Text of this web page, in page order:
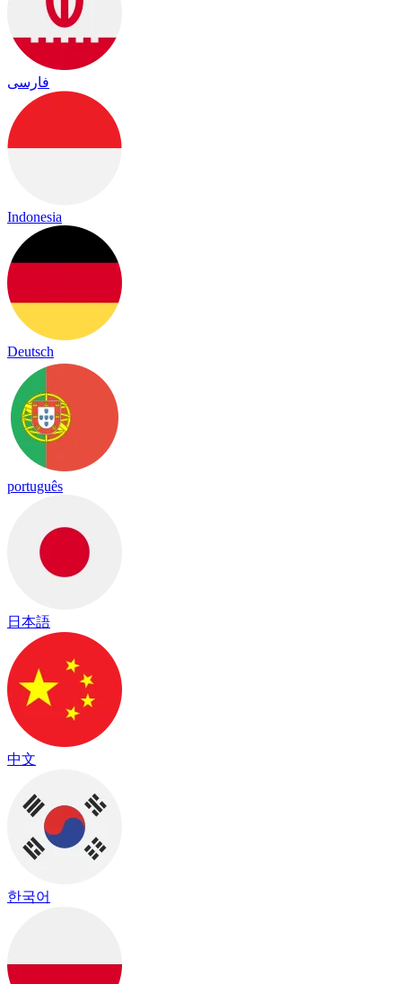
فارسی
Indonesia
Deutsch
português
日本語
中文
한국어